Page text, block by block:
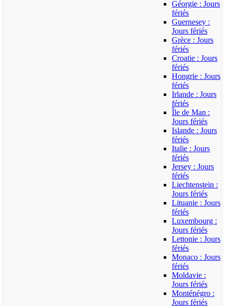
Géorgie : Jours
fériés
Guernesey :
Jours fériés
Grèce : Jours
fériés
Croatie : Jours
fériés
Hongrie : Jours
fériés
Irlande : Jours
fériés
Île de Man :
Jours fériés
Islande : Jours
fériés
Italie : Jours
fériés
Jersey : Jours
fériés
Liechtenstein :
Jours fériés
Lituanie : Jours
fériés
Luxembourg :
Jours fériés
Lettonie : Jours
fériés
Monaco : Jours
fériés
Moldavie :
Jours fériés
Monténégro :
Jours fériés